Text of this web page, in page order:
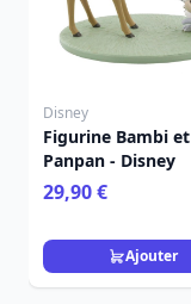
Disney
Figurine Bambi et
Panpan - Disney
29,90 €
Ajouter